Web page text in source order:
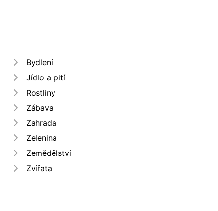
Bydlení
Jídlo a pití
Rostliny
Zábava
Zahrada
Zelenina
Zemědělství
Zvířata